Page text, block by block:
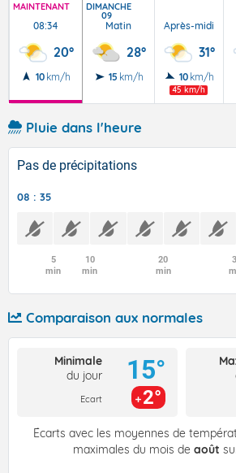
MAINTENANT
08:34
20°
10 km/h
DIMANCHE
09
Matin
28°
15 km/h
Après-midi
31°
10 km/h
45 km/h
Pluie dans l'heure
Pas de précipitations
08 : 35
5
min
10
min
20
min
Comparaison aux normales
Minimale
du jour
Ecart
15°
2°
Écarts avec les moyennes de
maximales du mois de août